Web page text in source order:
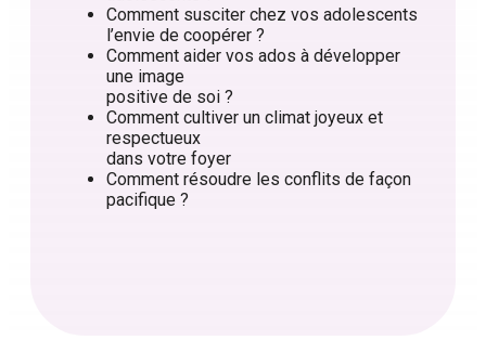
Comment susciter chez vos adolescents
l’envie de coopérer ?
Comment aider vos ados à développer
une image
positive de soi ?
Comment cultiver un climat joyeux et
respectueux
dans votre foyer
Comment résoudre les conflits de façon
pacifique ?